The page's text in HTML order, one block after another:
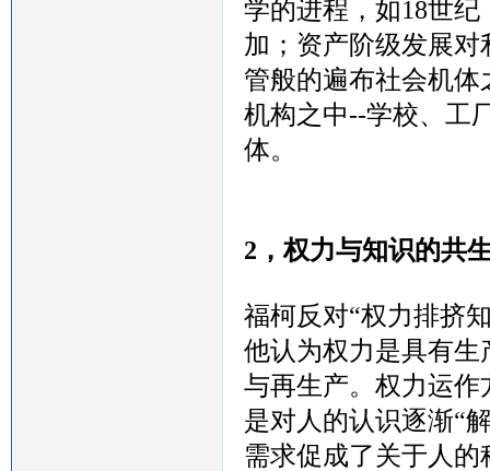
学的进程，如18世
加；资产阶级发展
管般的遍布社会机
机构之中--学校、工
体。
2，权力与知识的共
福柯反对“权力排挤
他认为权力是具有
与再生产。权力运
是对人的认识逐渐“
需求促成了关于人